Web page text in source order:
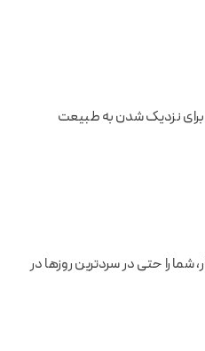
برای نزدیک شدن به طبیعت
شما را حتی در سردترین روزها در